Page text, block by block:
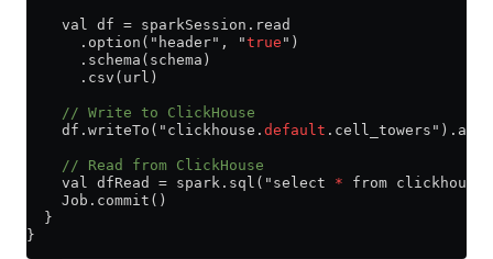
    val df = sparkSession.read
      .option("header", "
true ")
      .schema(schema)
      .csv(url)
    // Write to ClickHouse
    df.writeTo("clickhouse.
default
    // Read from ClickHouse
    val dfRead = spark.sql("select
* from clickhouse.
    Job.commit()
  }
}